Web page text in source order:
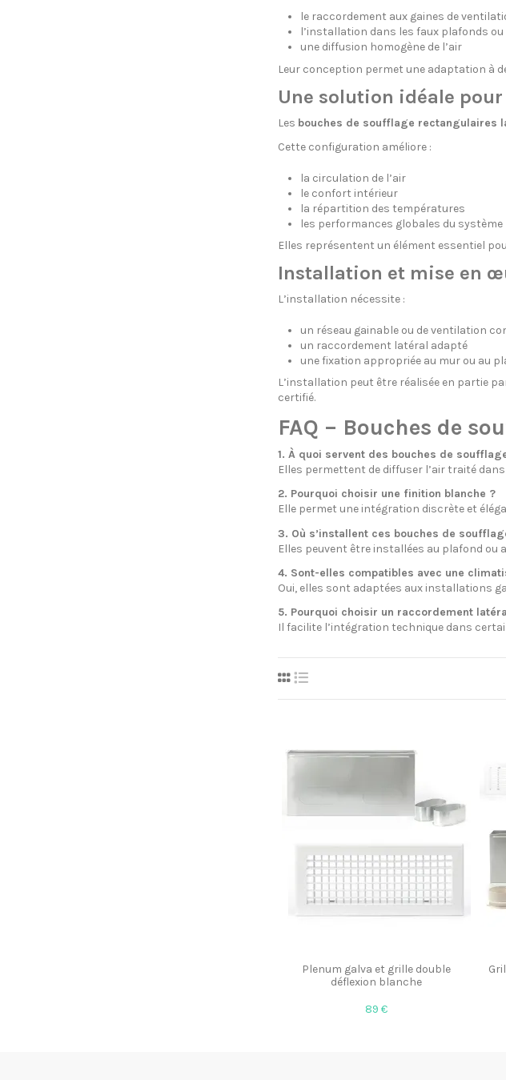
le raccordement aux gaines de
l’installation dans les faux plafonds
une diffusion homogène de l’air
Leur conception permet une adaptation à
Une solution idéale
Les bouches de soufflage rectangulaires
Cette configuration améliore :
la circulation de l’air
le confort intérieur
la répartition des températures
les performances globales du système
Elles représentent un élément essentiel
Installation et mise en
L’installation nécessite :
un réseau gainable ou de ventilation
un raccordement latéral adapté
une fixation appropriée au mur ou au
L’installation peut être réalisée en partie
certifié.
FAQ – Bouches de
1. À quoi servent des bouches de
Elles permettent de diffuser l’air traité
2. Pourquoi choisir une finition blanche ?
Elle permet une intégration discrète et
3. Où s’installent ces bouches de
Elles peuvent être installées au plafond ou
4. Sont-elles compatibles avec une
Oui, elles sont adaptées aux installations
5. Pourquoi choisir un raccordement
Il facilite l’intégration technique dans
Plenum galva et grille double
déflexion blanche
89 €